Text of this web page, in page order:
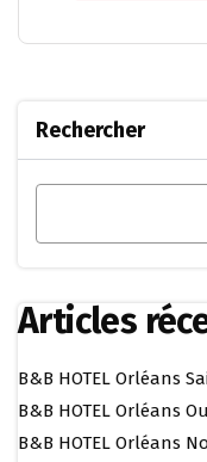
Rechercher
Articles
B&B HOTEL Orléans
B&B HOTEL Orléans
B&B HOTEL Orléans